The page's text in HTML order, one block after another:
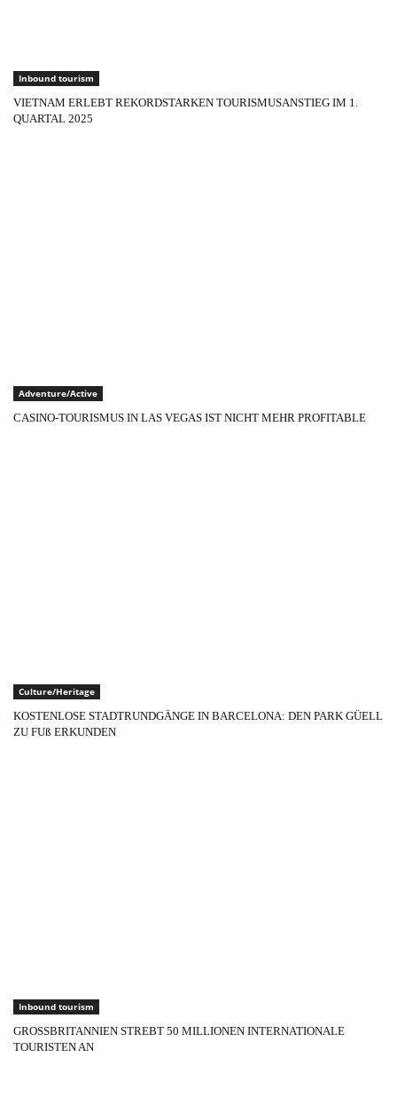
Inbound tourism
VIETNAM ERLEBT REKORDSTARKEN TOURISMUSANSTIEG IM 1.
QUARTAL 2025
Adventure/Active
CASINO-TOURISMUS IN LAS VEGAS IST NICHT MEHR PROFITABLE
Culture/Heritage
KOSTENLOSE STADTRUNDGÄNGE IN BARCELONA: DEN PARK GÜELL
ZU FUß ERKUNDEN
Inbound tourism
GROSSBRITANNIEN STREBT 50 MILLIONEN INTERNATIONALE
TOURISTEN AN